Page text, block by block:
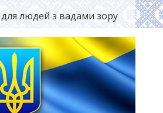
для людей з вадами зору